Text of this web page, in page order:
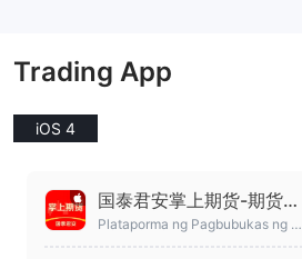
Trading App
iOS 4
国泰君安掌上期货-期货开
户交易实时行情软件
Plataporma ng Pagbubukas ng Ac